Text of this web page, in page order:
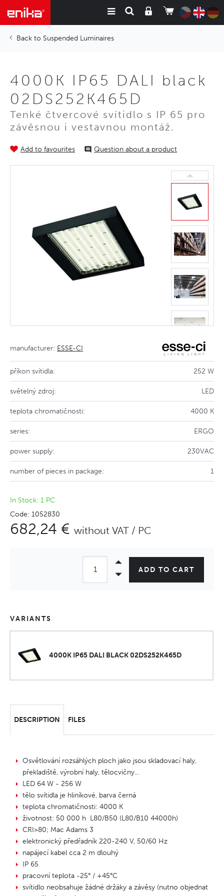
Suspended Luminaires
4000K IP65 DALI black
02DS252K465D
Tenké čtvercové svítidlo s IP 65 pro
závěsnou i vestavnou montáž.
Add to favourites Question about a product
manufacturer: ESSE-CI
příkon svítidla: 252 W
světelný zdroj: LED
teplota chromatičnosti: 4000 K
series: ERGO
power supply: 230VAC
number of pieces in package: 1
In Stock: 1 PC
Code: 1052830
682,24 € without VAT / PC
ADD TO CART
VARIANTS
4000K IP65 DALI BLACK 02DS252K465D
DESCRIPTION FILES
Osvětlování rozsáhlých ploch jako jsou skladovací haly,
překladiště, výrobní haly, tělocvičny...
LED 64 W - 256 W
tělo svítidla je hliníkové, barva černá
teplota chromatičnosti: 4000 K
životnost: 50 000 h L80/B50 (L80/B10 44000h)
CRI>80; Mac Adams 3
elektronický předřadník 220-240 V, 50/60 Hz
napájecí kabel cca 2 m dlouhý
IP 65
pracovní teplota -25° / +45°C
svítidlo neobsahuje žádné držáky a závěsy (nutno objednat